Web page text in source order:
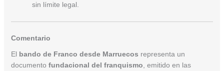
sin límite legal.
Comentario
El bando de Franco desde Marruecos representa un
documento fundacional del franquismo , emitido en las